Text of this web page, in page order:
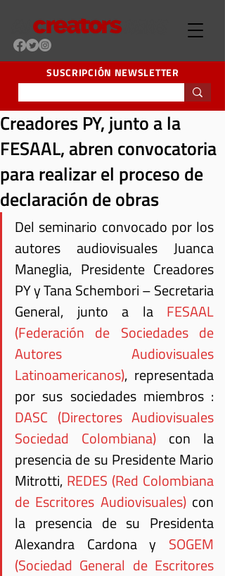
SUSCRIPCIÓN NEWSLETTER
Creadores PY, junto a la
FESAAL, abren convocatoria
para realizar el proceso de
declaración de obras
Del seminario convocado por los
autores audiovisuales Juanca
Maneglia, Presidente Creadores
PY y Tana Schembori – Secretaria
General, junto a la FESAAL
(Federación de Sociedades de
Autores Audiovisuales
Latinoamericanos), representada
por sus sociedades miembros :
DASC (Directores Audiovisuales
Sociedad Colombiana) con la
presencia de su Presidente Mario
Mitrotti, REDES (Red Colombiana
de Escritores Audiovisuales) con
la presencia de su Presidenta
Alexandra Cardona y SOGEM
(Sociedad General de Escritores